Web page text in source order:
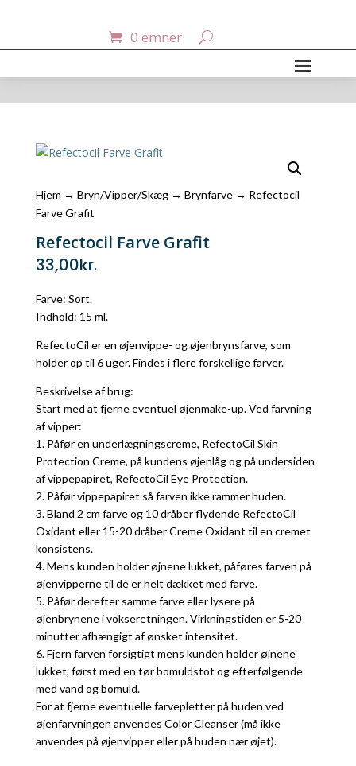
0 emner
Hjem → Bryn/Vipper/Skæg→ Brynfarve→ Refectocil
Farve Grafit
Refectocil Farve Grafit
33,00kr.
Farve: Sort.
Indhold: 15 ml.
RefectoCil er en øjenvippe- og øjenbrynsfarve, som
holder op til 6 uger. Findes i flere forskellige farver.
Beskrivelse af brug:
Start med at fjerne eventuel øjenmake-up. Ved farvning
af vipper:
1. Påfør en underlægningscreme, RefectoCil Skin
Protection Creme, på kundens øjenlåg og på undersiden
af vippepapiret, RefectoCil Eye Protection.
2. Påfør vippepapiret så farven ikke rammer huden.
3. Bland 2 cm farve og 10 dråber flydende RefectoCil
Oxidant eller 15-20 dråber Creme Oxidant til en cremet
konsistens.
4. Mens kunden holder øjnene lukket, påføres farven på
øjenvipperne til de er helt dækket med farve.
5. Påfør derefter samme farve eller lysere på
øjenbrynene i vokseretningen. Virkningstiden er 5-20
minutter afhængigt af ønsket intensitet.
6. Fjern farven forsigtigt mens kunden holder øjnene
lukket, først med en tør bomuldstot og efterfølgende
med vand og bomuld.
For at fjerne eventuelle farvepletter på huden ved
øjenfarvningen anvendes Color Cleanser (må ikke
anvendes på øjenvipper eller på huden nær øjet).